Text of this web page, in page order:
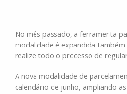
No mês passado, a ferramenta
modalidade é expandida
realize todo o processo de
A nova modalidade de
calendário de junho, ampliando